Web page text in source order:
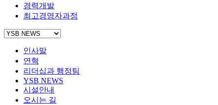
경력개발
최고경영자과정
인사말
연혁
리더십과 행정팀
YSB NEWS
시설안내
오시는 길